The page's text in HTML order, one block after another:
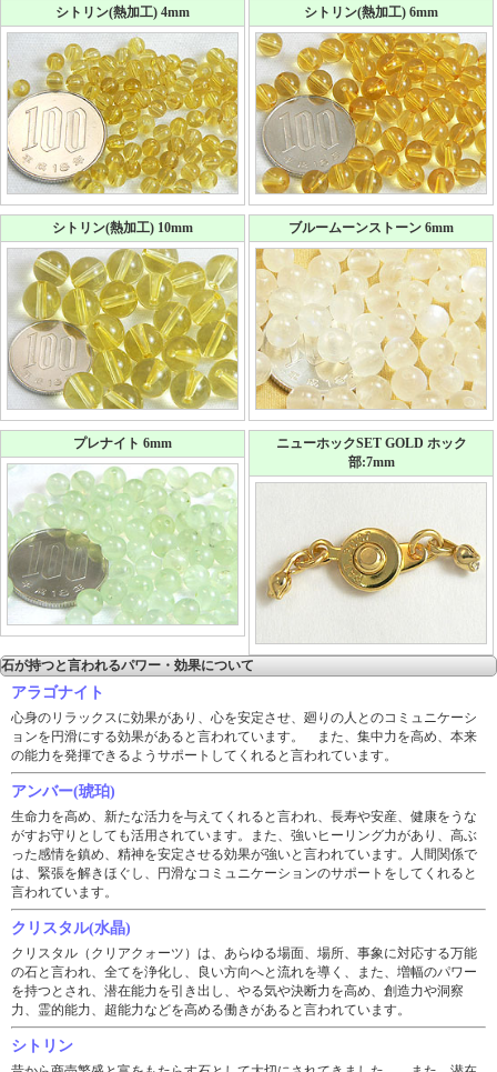
シトリン(熱加工) 4mm シトリン(熱加工) 6mm
シトリン(熱加工) 10mm ブルームーンストーン 6mm
プレナイト 6mm
ニューホックSET GOLD ホック
部:7mm
石が持つと言われるパワー・効果について
アラゴナイト
心身のリラックスに効果があり、心を安定させ、廻りの人とのコミュニケーシ
ョンを円滑にする効果があると言われています。 また、集中力を高め、本来
の能力を発揮できるようサポートしてくれると言われています。
アンバー(琥珀)
生命力を高め、新たな活力を与えてくれると言われ、長寿や安産、健康をうな
がすお守りとしても活用されています。また、強いヒーリング力があり、高ぶ
った感情を鎮め、精神を安定させる効果が強いと言われています。人間関係で
は、緊張を解きほぐし、円滑なコミュニケーションのサポートをしてくれると
言われています。
クリスタル(水晶)
クリスタル（クリアクォーツ）は、あらゆる場面、場所、事象に対応する万能
の石と言われ、全てを浄化し、良い方向へと流れを導く、また、増幅のパワー
を持つとされ、潜在能力を引き出し、やる気や決断力を高め、創造力や洞察
力、霊的能力、超能力などを高める働きがあると言われています。
シトリン